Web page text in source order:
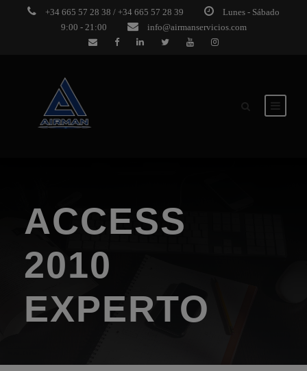
+34 665 57 28 38 / +34 665 57 28 39
Lunes - Sábado
9:00 - 21:00
info@airmanservicios.com
ACCESS
2010
EXPERTO